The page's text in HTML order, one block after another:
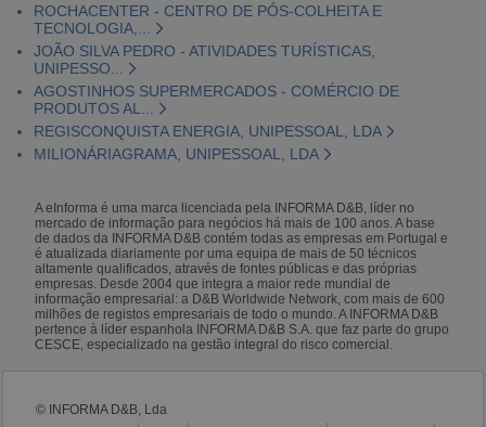
ROCHACENTER - CENTRO DE PÓS-COLHEITA E
TECNOLOGIA,...
JOÃO SILVA PEDRO - ATIVIDADES TURÍSTICAS,
UNIPESSO...
AGOSTINHOS SUPERMERCADOS - COMÉRCIO DE
PRODUTOS AL...
REGISCONQUISTA ENERGIA, UNIPESSOAL, LDA
MILIONÁRIAGRAMA, UNIPESSOAL, LDA
A eInforma é uma marca licenciada pela INFORMA D&B, líder no
mercado de informação para negócios há mais de 100 anos. A base
de dados da INFORMA D&B contém todas as empresas em Portugal e
é atualizada diariamente por uma equipa de mais de 50 técnicos
altamente qualificados, através de fontes públicas e das próprias
empresas. Desde 2004 que integra a maior rede mundial de
informação empresarial: a D&B Worldwide Network, com mais de 600
milhões de registos empresariais de todo o mundo. A INFORMA D&B
pertence à líder espanhola INFORMA D&B S.A. que faz parte do grupo
CESCE, especializado na gestão integral do risco comercial.
© INFORMA D&B, Lda